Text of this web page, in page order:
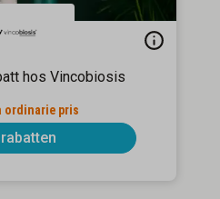
hos Vincobiosis
ordinarie pris